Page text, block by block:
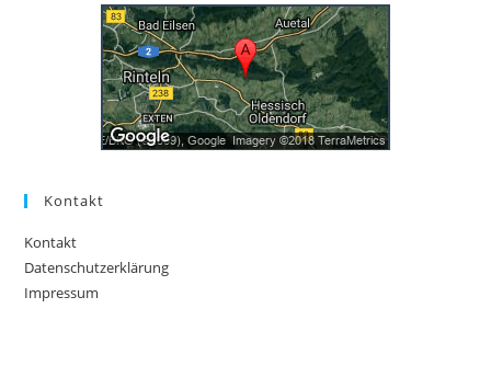
Kontakt
Kontakt
Datenschutzerklärung
Impressum